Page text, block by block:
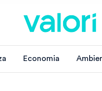
Economia